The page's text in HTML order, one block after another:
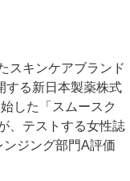
スキンケアブランド
する新日本製薬株式
した「スムースク
、テストする女性誌
ンジング部門A評価